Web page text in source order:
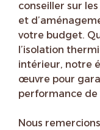
conseiller sur
et
votre budget.
l’isolation
intérieur, notre
œuvre pour
performance de
Nous